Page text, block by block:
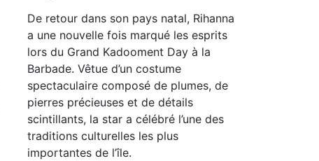
De retour dans son pays natal, Rihanna
a une nouvelle fois marqué les esprits
lors du Grand Kadooment Day à la
Barbade. Vêtue d’un costume
spectaculaire composé de plumes, de
pierres précieuses et de détails
scintillants, la star a célébré l’une des
traditions culturelles les plus
importantes de l’île.